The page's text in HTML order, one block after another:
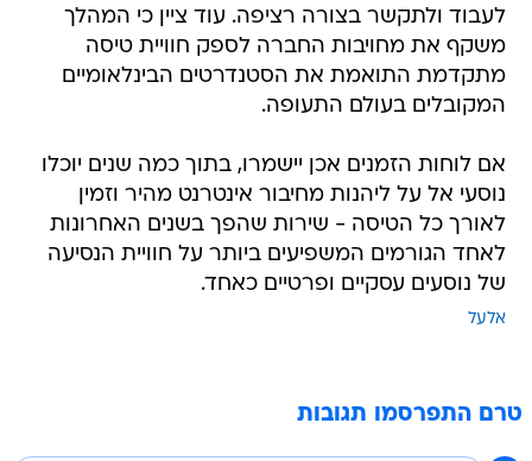
לעבוד ולתקשר בצורה רציפה. עוד ציין כי המהלך
משקף את מחויבות החברה לספק חוויית טיסה
מתקדמת התואמת את הסטנדרטים הבינלאומיים
המקובלים בעולם התעופה.
אם לוחות הזמנים אכן יישמרו, בתוך כמה שנים יוכלו
נוסעי אל על ליהנות מחיבור אינטרנט מהיר וזמין
לאורך כל הטיסה - שירות שהפך בשנים האחרונות
לאחד הגורמים המשפיעים ביותר על חוויית הנסיעה
של נוסעים עסקיים ופרטיים כאחד.
אלעל
טרם התפרסמו תגובות